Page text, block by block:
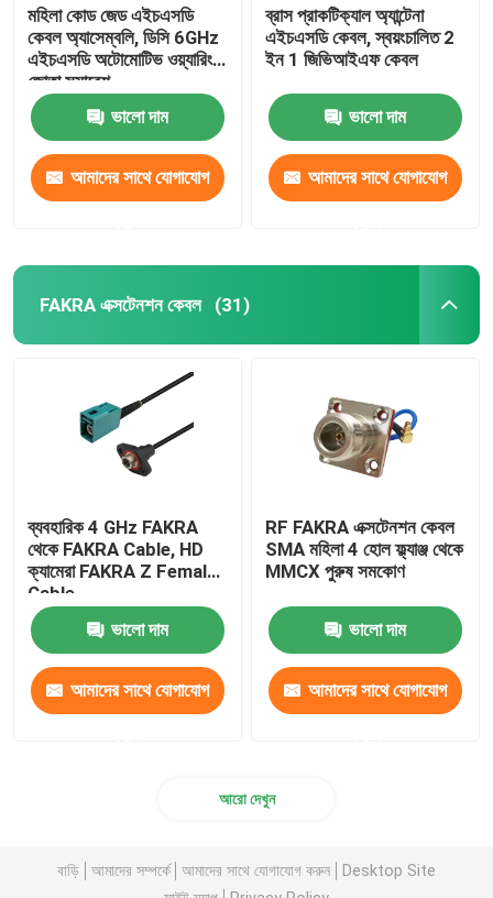
মহিলা কোড জেড এইচএসডি
কেবল অ্যাসেম্বলি, ডিসি 6GHz
এইচএসডি অটোমোটিভ ওয়্যারিং
জোতা সমাবেশ
ভালো দাম
আমাদের সাথে যোগাযোগ
ব্রাস প্রাকটিক্যাল অ্যান্টেনা
এইচএসডি কেবল, স্বয়ংচালিত 2
ইন 1 জিভিআইএফ কেবল
ভালো দাম
আমাদের সাথে যোগাযোগ
FAKRA এক্সটেনশন কেবল (31)
ব্যবহারিক 4 GHz FAKRA
থেকে FAKRA Cable, HD
ক্যামেরা FAKRA Z Female
Cable
ভালো দাম
আমাদের সাথে যোগাযোগ
RF FAKRA এক্সটেনশন কেবল
SMA মহিলা 4 হোল ফ্ল্যাঞ্জ থেকে
MMCX পুরুষ সমকোণ
ভালো দাম
আমাদের সাথে যোগাযোগ
আরো দেখুন
বাড়ি আমাদের সম্পর্কে আমাদের সাথে যোগাযোগ করুন
Desktop Site